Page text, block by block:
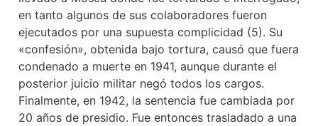
en tanto algunos de sus colaboradores fueron
ejecutados por una supuesta complicidad (5). Su
«confesión», obtenida bajo tortura, causó que fuera
condenado a muerte en 1941, aunque durante el
posterior juicio militar negó todos los cargos.
Finalmente, en 1942, la sentencia fue cambiada por
20 años de presidio. Fue entonces trasladado a una